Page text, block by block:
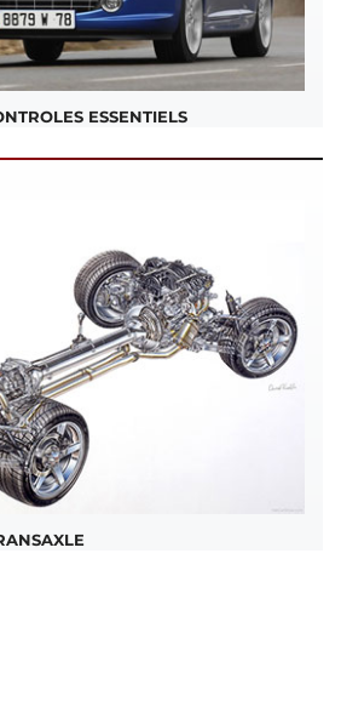
ESSENTIELS